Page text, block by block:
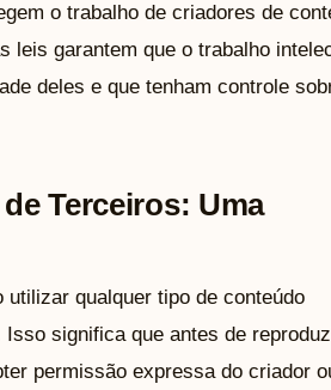
o trabalho de criadores de
garantem que o trabalho
deles e que tenham controle
Terceiros: Uma
qualquer tipo de conteúdo
significa que antes de
permissão expressa do criador